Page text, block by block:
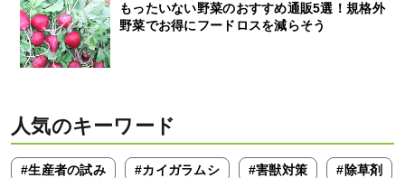
もったいない野菜のおすすめ通販5選！規格外
野菜でお得にフードロスを減らそう
人気のキーワード
#生産者の試み #カイガラムシ #害獣対策 #除草剤